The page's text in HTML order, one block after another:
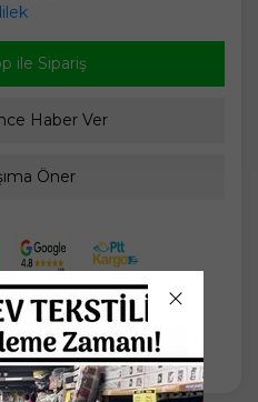
ile Sipariş
Haber Ver
Öner